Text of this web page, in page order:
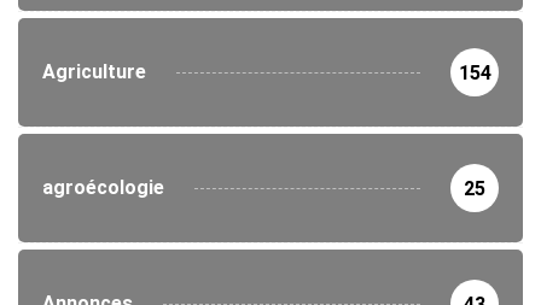
Agriculture 154
agroécologie 25